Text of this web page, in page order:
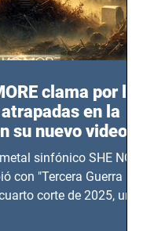
clama por las
en la
su nuevo video
GUERRA
sinfónico SHE NO
con "Tercera Guerra
corte de 2025, un